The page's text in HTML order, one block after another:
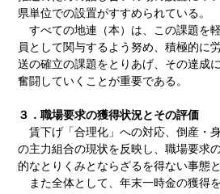
県単位での設置がすすめられている。
すべての地連（本）は、この課題を
員として関与するよう努め、積極的に
送の確立の課題をとりあげ、その達成
奮闘していくことが重要である。
３．職場要求の獲得状況とその評価
賃下げ「合理化」への対応、倒産・
の主力組合の現状を反映し、職場要求
的なとりくみとならざるを得ない事態と
また全体として、年末一時金の獲得